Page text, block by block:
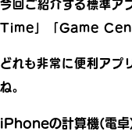
今回ご紹介する標準
Time」「Game
どれも非常に便利アプ
ね。
iPhoneの計算機(電卓)